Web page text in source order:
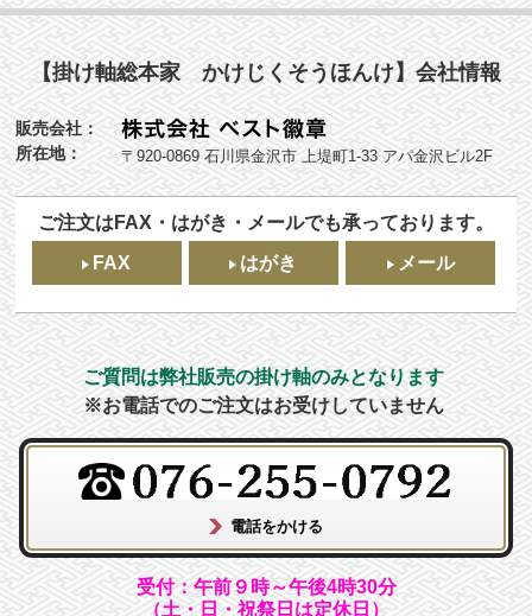
【掛け軸総本家 かけじくそうほんけ】会社情報
販売会社：
所在地：
〒920-0869 石川県金沢市 上堤町1-33 アパ金沢ビル2F
ご注文はFAX・はがき・メールでも承っております。
FAX
はがき メール
ご質問は弊社販売の掛け軸のみとなります
※お電話でのご注文はお受けしていません
受付：午前９時～午後4時30分
（土・日・祝祭日は定休日）